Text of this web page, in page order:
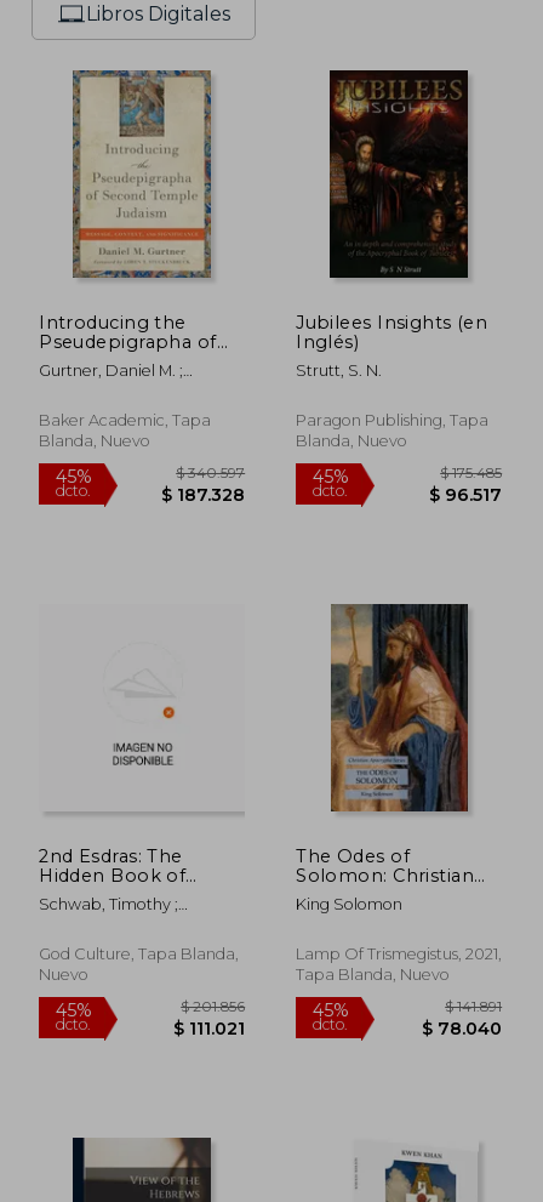
Libros Digitales
Introducing the
Pseudepigrapha of
Second Temple
Judaism: Message,
Significance (en
Inglés)
Gurtner, Daniel M. ;
Baker Academic, Tapa
Blanda, Nuevo
Jubilees Insights (en
Inglés)
Strutt, S. N.
Paragon Publishing, Tapa
Blanda, Nuevo
45%
dcto.
2nd Esdras: The
Hidden Book of
Prophecy: With 1st
Esdras (en Inglés)
Schwab, Timothy ;
God Culture, Tapa Blanda,
Nuevo
The Odes of
Solomon: Christian
Apocrypha Series (en
Inglés)
King Solomon
Lamp Of Trismegistus, 2021,
Tapa Blanda, Nuevo